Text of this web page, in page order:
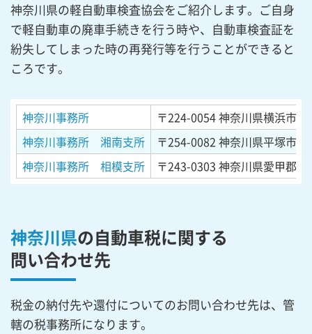
神奈川県の軽自動車検査協会をご紹介します。ご自身
で軽自動車の廃車手続きを行う時や、自動車検査証を
紛失してしまった時の再発行等を行うことができると
ころです。
神奈川事務所 〒224-0054神奈川県横浜市
神奈川事務所 湘南支所
〒254-0082 神奈川県平塚市
神奈川事務所 相模支所
〒243-0303 神奈川県愛甲郡
神奈川県の自動車税に関する
問い合わせ先
税金の納付先や還付についてのお問い合わせ先は、管
轄の税事務所になります。